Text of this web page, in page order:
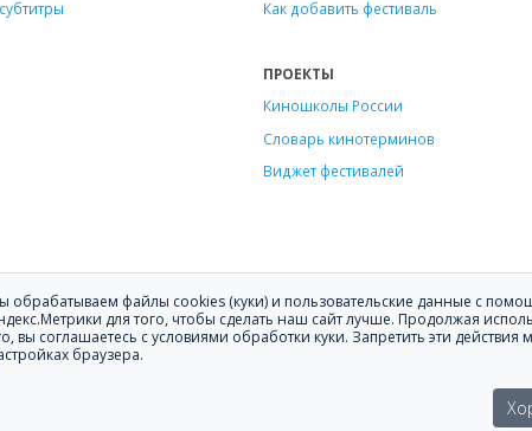
Как добавить фестиваль
ПРОЕКТЫ
Киношколы России
Словарь кинотерминов
Виджет фестивалей
фильмов на кинофестивали.
hello@festagent.com.
материалов сайта «Festagent.com» разрешено только при наличии
на сайте, размещены с согласия субъектов персональных данных.
обрабатываем файлы cookies (куки) и пользовательские данные с
для того, чтобы сделать наш сайт лучше. Продолжая
вы соглашаетесь с условиями обработки куки. Запретить эти действия
браузера.